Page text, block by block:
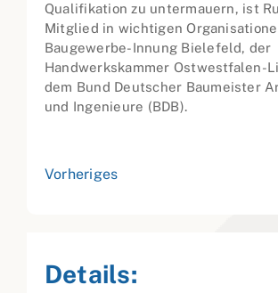
Qualifikation zu untermauern, ist
Mitglied in wichtigen
Baugewerbe-Innung Bielefeld, der
Handwerkskammer Ostwestfalen-
dem Bund Deutscher Baumeister
und Ingenieure (BDB).
Vorheriges
Details: